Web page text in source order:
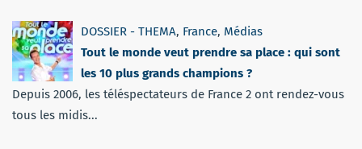
DOSSIER - THEMA, France, Médias
Tout le monde veut prendre sa place : qui sont
les 10 plus grands champions ?
Depuis 2006, les téléspectateurs de France 2 ont rendez-vous
tous les midis...